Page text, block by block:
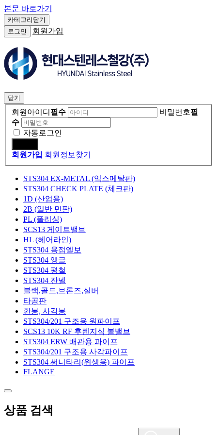
본문 바로가기
카테고리닫기
로그인
회원가입
닫기
회원아이디 필수 비밀번호필
수
자동로그인
회원가입 회원정보찾기
STS304 EX-METAL (익스메탈판)
STS304 CHECK PLATE (체크판)
1D (산업용)
2B (일반 민판)
PL (폴리싱)
SCS13 게이트밸브
HL (헤어라인)
STS304 용접엘보
STS304 앵글
STS304 평철
STS304 잔넬
블랙,골드,브론즈,실버
타공판
환봉, 사각봉
STS304/201 구조용 원파이프
SCS13 10K RF 후렌지식 볼밸브
STS304 ERW 배관용 파이프
STS304/201 구조용 사각파이프
STS304 써니타리(위생용) 파이프
FLANGE
상품 검색
스텐 나사식 판체크
스텐 후렌지끼움식 판체크
황동 스윙체크
단조
스텐
주강
주철 밸로우즈씰
단조
버터플라이밸브
스트레이너
주강
주철
황동